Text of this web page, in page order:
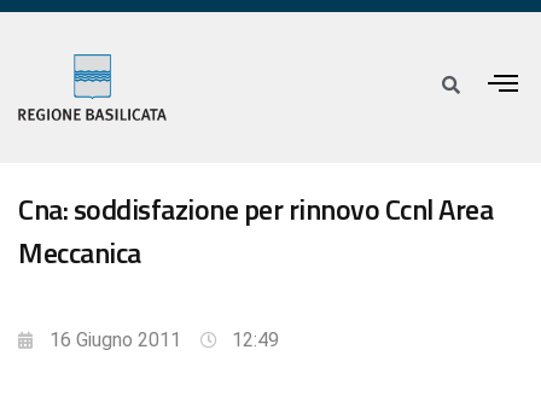
Cna: soddisfazione per rinnovo Ccnl Area
Meccanica
16 Giugno 2011 12:49